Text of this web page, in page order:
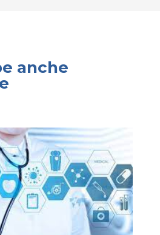
anche